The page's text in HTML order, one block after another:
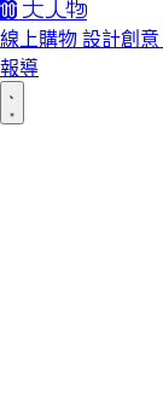
線上購物 設計創意
報導